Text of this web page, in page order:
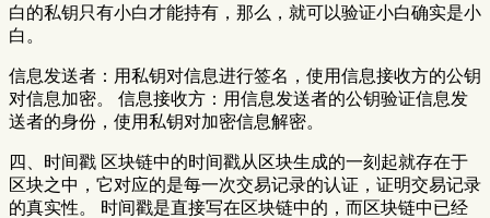
白的私钥只有小白才能持有，那么，就可以验证小白确实是小
白。
信息发送者：用私钥对信息进行签名，使用信息接收方的公钥
对信息加密。 信息接收方：用信息发送者的公钥验证信息发
送者的身份，使用私钥对加密信息解密。
四、时间戳 区块链中的时间戳从区块生成的一刻起就存在于
区块之中，它对应的是每一次交易记录的认证，证明交易记录
的真实性。 时间戳是直接写在区块链中的，而区块链中已经